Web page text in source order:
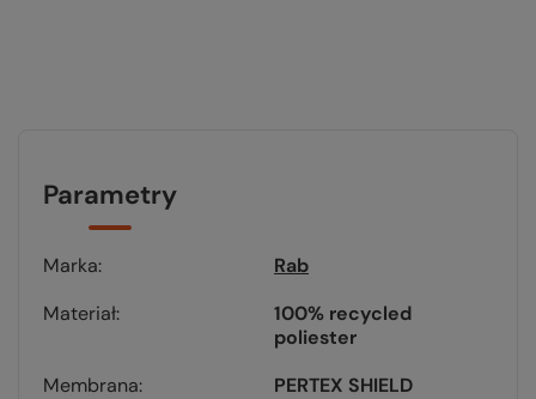
Parametry
Marka
Rab
Materiał
100% recycled
poliester
Membrana
PERTEX SHIELD